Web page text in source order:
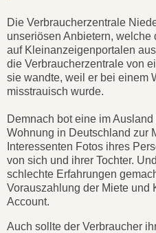
Die Verbraucherzentrale
unseriösen Anbietern,
auf Kleinanzeigenportalen
die Verbraucherzentrale von
sie wandte, weil er bei einem
misstrauisch wurde.
Demnach bot eine im
Wohnung in Deutschland zur
Interessenten Fotos ihres
von sich und ihrer Tochter.
schlechte Erfahrungen
Vorauszahlung der Miete und
Account.
Auch sollte der Verbraucher